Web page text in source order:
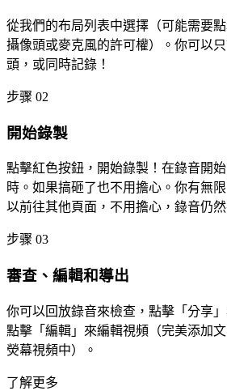
從我們的布局列表中選擇（可能需要
攝像頭或麥克風的許可權）。你可以
頭，或同時記錄！
步骤 02
開始錄製
點擊紅色按鈕，開始錄製！在錄音開
時。如果搞砸了也不用擔心。你有無
以前往其他頁面，不用擔心，錄音仍然
步骤 03
審查、編輯和導出
你可以回放錄音來檢查，點擊「分享
點擊「編輯」來編輯視頻（完美添加
熒幕視頻中）。
了解更多